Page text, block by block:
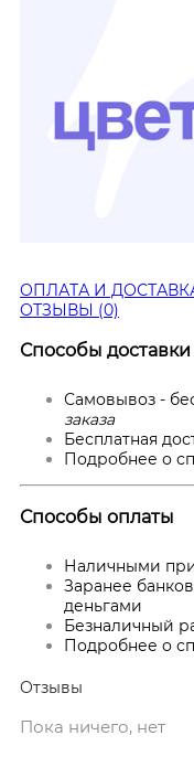
ОПЛАТА И
ОТЗЫВЫ (0)
Способы доставки
Самовывоз -
заказа
Бесплатная
Подробнее о
Способы оплаты
Наличными при
Заранее
деньгами
Безналичный
Подробнее о
Отзывы
Пока ничего, нет